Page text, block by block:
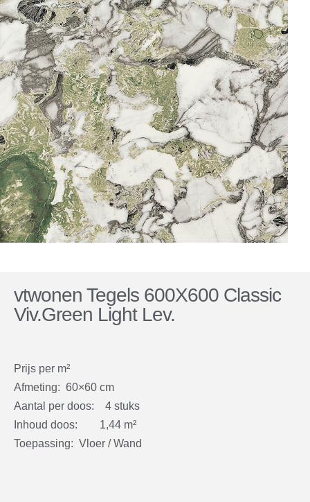
vtwonen Tegels 600X600 Classic
Viv.Green Light Lev.
Prijs per m²
Afmeting: 60×60 cm
Aantal per doos: 4 stuks
Inhoud doos: 1,44 m²
Toepassing: Vloer / Wand